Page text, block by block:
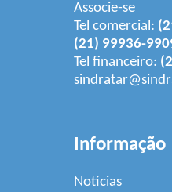
Associe-se
Tel comercial:
(21) 99936-
Tel financeiro:
Informação
Notícias